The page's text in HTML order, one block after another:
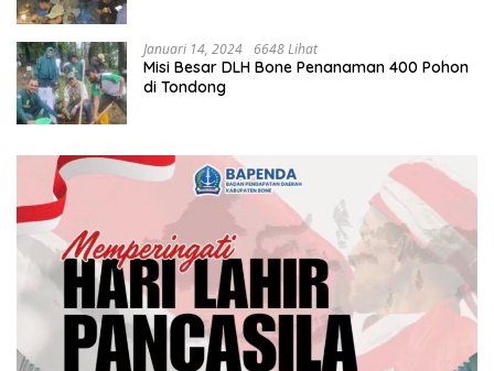
Januari 14, 2024 6648 Lihat
Misi Besar DLH Bone Penanaman 400 Pohon
di Tondong